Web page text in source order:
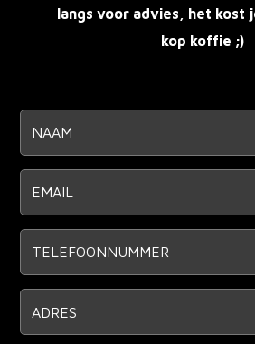
langs voor advies, het kost
kop koffie ;)